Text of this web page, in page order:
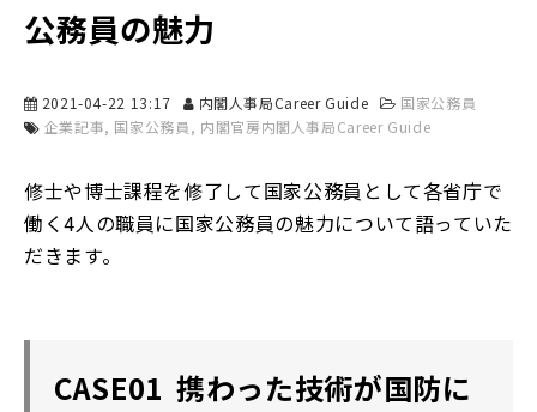
公務員の魅力
2021-04-22 13:17 内閣人事局Career Guide
国家公務員
企業記事 国家公務員 内閣官房内閣人事局Career Guide
修士や博士課程を修了して国家公務員として各省庁で
働く4人の職員に国家公務員の魅力について語っていた
だきます。
CASE01 携わった技術が国防に